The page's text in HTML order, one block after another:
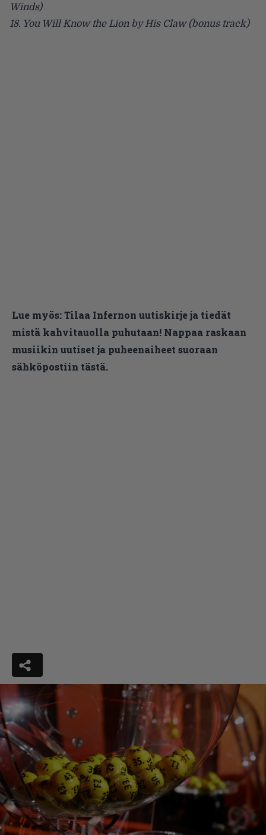
Winds)
18. You Will Know the Lion by His Claw (bonus track)
Lue myös:Tilaa Infernon uutiskirje ja tiedät
mistä kahvitauolla puhutaan! Nappaa raskaan
musiikin uutiset ja puheenaiheet suoraan
sähköpostiin tästä.